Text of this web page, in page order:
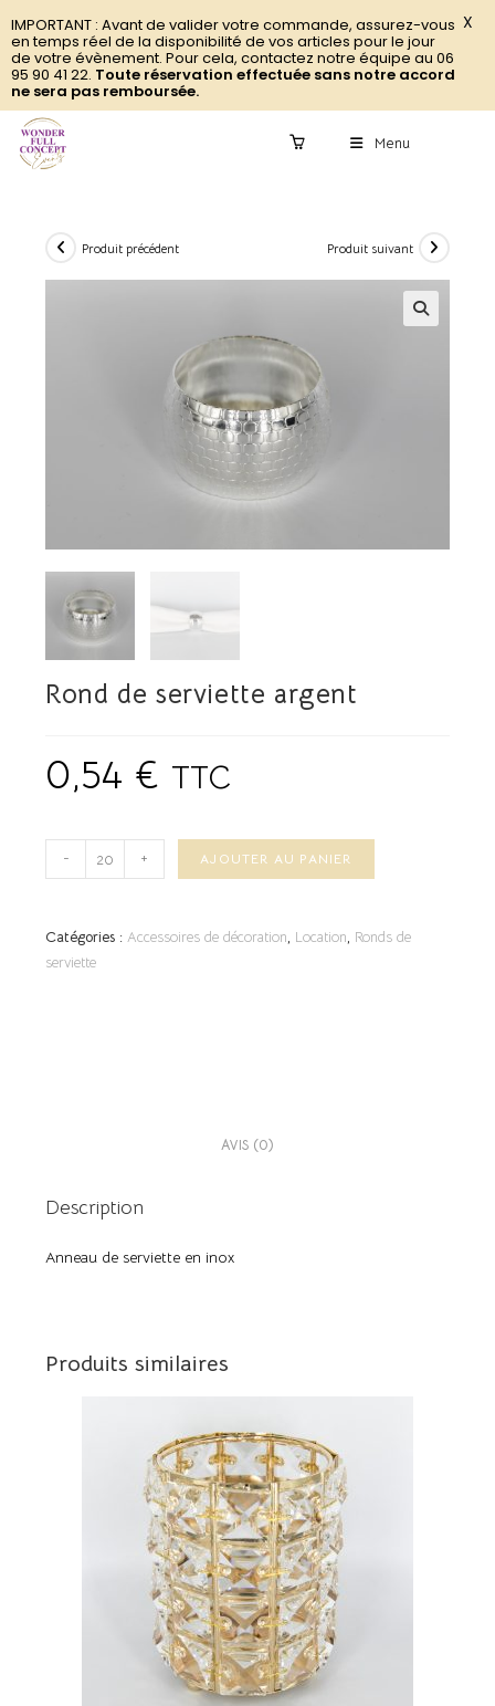
Menu
Produit précédent Produit suivant
Rond de serviette argent
0,54 € TTC
- + AJOUTER AU PANIER
Catégories :Accessoires de décoration, Location, Ronds de
serviette
AVIS (0)
Description
Anneau de serviette en inox
Produits similaires
IMPORTANT : Avant de valider votre commande, assurez-vous
en temps réel de la disponibilité de vos articles pour le jour
de votre évènement. Pour cela, contactez notre équipe au 06
95 90 41 22. Toute réservation effectuée sans notre accord
ne sera pas remboursée.
X